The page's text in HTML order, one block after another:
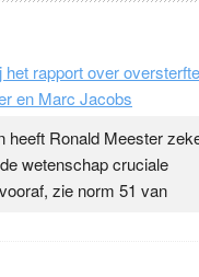
ermee hun hartslag te
zuurstof opnemen.
geen effect. Maar het
Pleisterplakkers in de
het rapport over oversterfte
en Marc Jacobs
heeft Ronald Meester
wetenschap cruciale
zie norm 51 van